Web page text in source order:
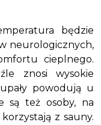
będzie
neurologicznych,
cieplnego.
znosi wysokie
powodują u
są też osoby, na
z sauny.